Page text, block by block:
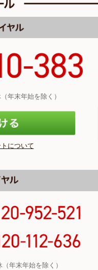
年末年始を除く）
について
年末年始を除く）